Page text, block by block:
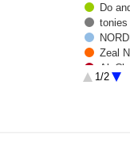
Do
Zeal
1/2